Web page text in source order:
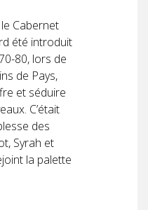
Cabernet
été introduit
80, lors de
de Pays,
et séduire
C’était
des
Syrah et
la palette